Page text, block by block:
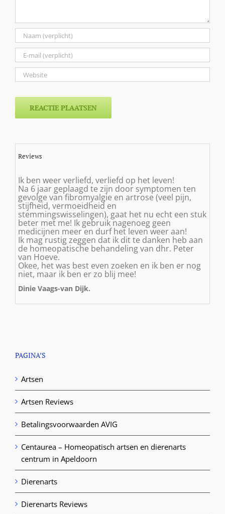
Reviews
Ik ben weer verliefd, verliefd op het leven!
Na 6 jaar geplaagd te zijn door symptomen ten
gevolge van fibromyalgie en artrose (veel pijn,
stijfheid, vermoeidheid en
stemmingswisselingen), gaat het nu echt een stuk
beter met me! Ik gebruik nagenoeg geen
medicijnen meer en durf het leven weer aan!
Ik mag rustig zeggen dat ik dit te danken heb aan
de homeopatische behandeling van dhr. Peter
van Hoeve.
Okee, het was best even zoeken en ik ben er nog
niet, maar ik ben er zo blij mee!
Dinie Vaags-van Dijk.
PAGINA’S
Artsen
Artsen Reviews
Betalingsvoorwaarden AVIG
Centaurea – Homeopatisch artsen en dierenarts
centrum in Apeldoorn
Dierenarts
Dierenarts Reviews